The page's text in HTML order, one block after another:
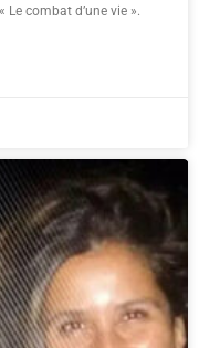
combat d’une vie ».